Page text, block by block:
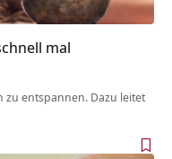
mal
zu entspannen. Dazu leitet